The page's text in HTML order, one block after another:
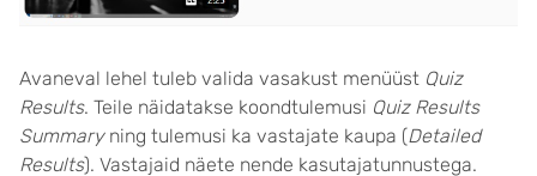
Avaneval lehel tuleb valida vasakust menüüst Quiz
Results. Teile näidatakse koondtulemusi Quiz Results
Summary ning tulemusi ka vastajate kaupa (Detailed
Results). Vastajaid näete nende kasutajatunnustega.